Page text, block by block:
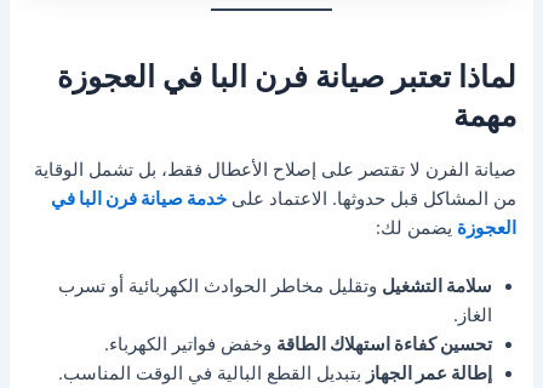
لماذا تعتبر صيانة فرن البا في العجوزة
مهمة
صيانة الفرن لا تقتصر على إصلاح الأعطال فقط، بل تشمل الوقاية
من المشاكل قبل حدوثها. الاعتماد علىخدمة صيانة فرن البا في
العجوزة يضمن لك:
سلامة التشغيل وتقليل مخاطر الحوادث الكهربائية أو تسرب
الغاز.
تحسين كفاءة استهلاك الطاقة وخفض فواتير الكهرباء.
إطالة عمر الجهاز بتبديل القطع البالية في الوقت المناسب.